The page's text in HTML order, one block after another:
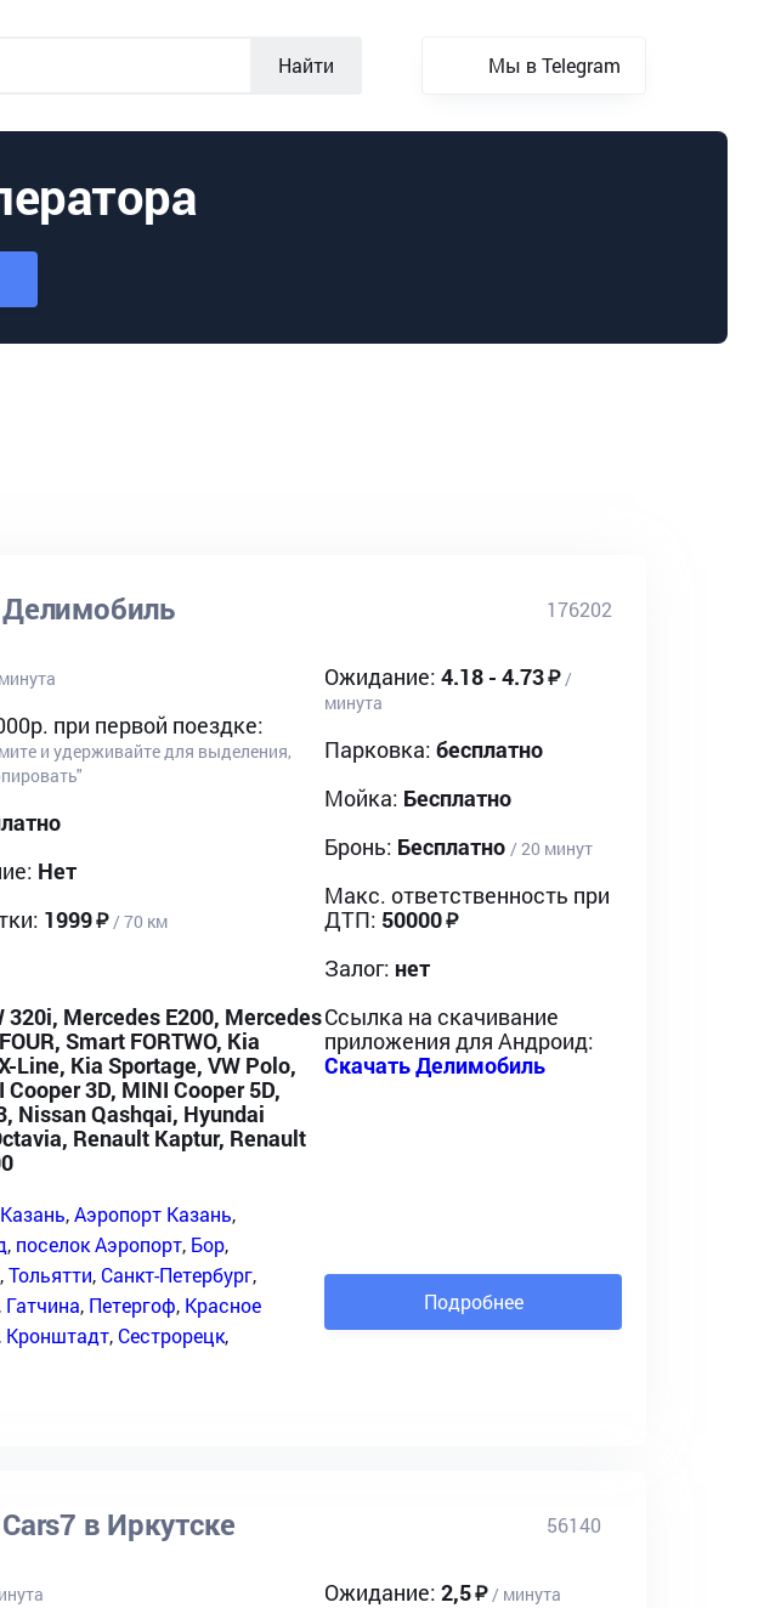
Найти Мы в Telegram
176202
при первой поездке:
и удерживайте для выделения,
Нет
1999 / 70 км
320i, Mercedes E200, Mercedes
Smart FORTWO, Kia
Line, Kia Sportage, VW Polo,
3D, MINI Cooper 5D,
Nissan Qashqai, Hyundai
Renault Kaptur, Renault
Ожидание: 4.18 - 4.73
/
минута
Парковка: бесплатно
Мойка: Бесплатно
Бронь: Бесплатно / 20 минут
Макс. ответственность при
ДТП: 50000
Залог: нет
Ссылка на скачивание
приложения для Андроид:
Скачать Делимобиль
Казань,Аэропорт Казань,
, поселок Аэропорт, Бор,
,Тольятти, Санкт-Петербург,
, Гатчина, Петергоф, Красное
, Кронштадт, Сестрорецк,
Подробнее
в Иркутске 56140
Ожидание: 2,5 / минута